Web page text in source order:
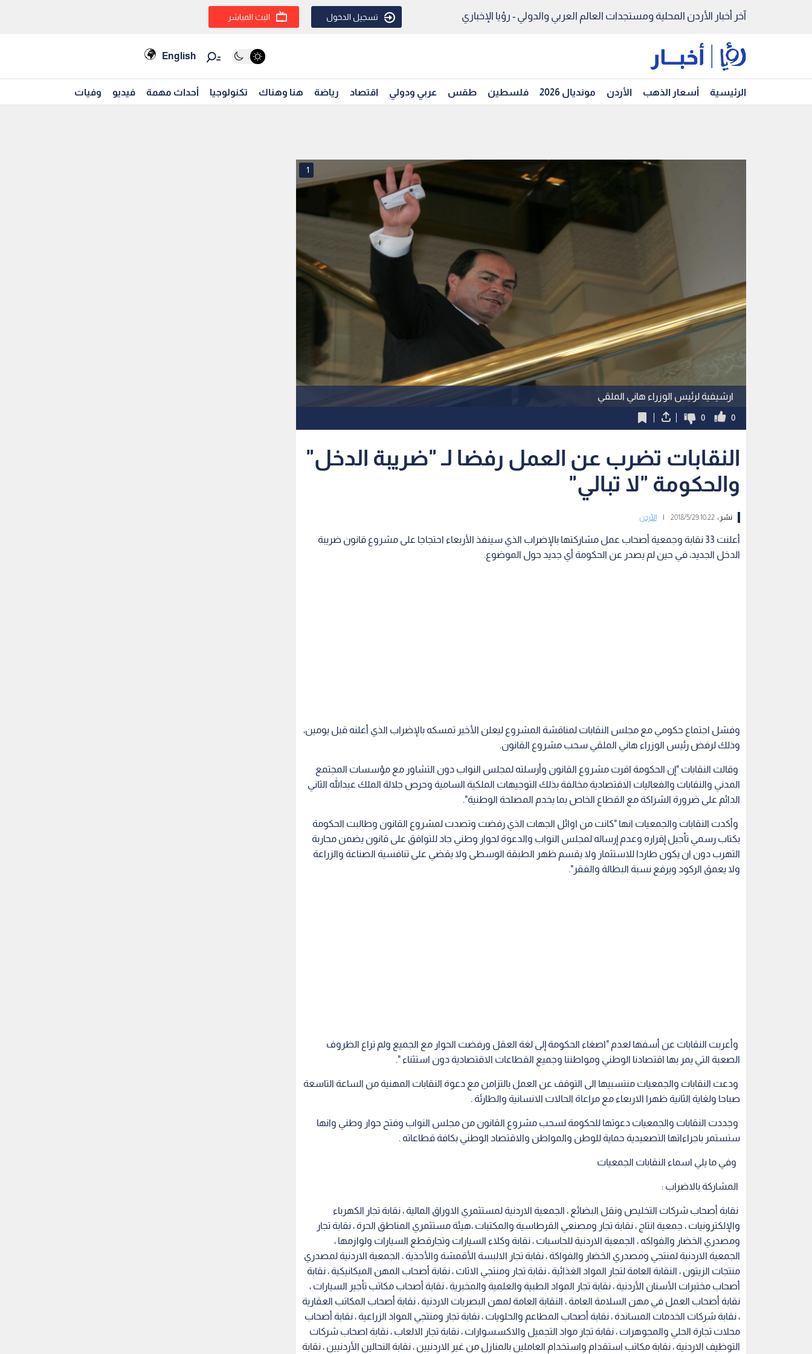
آخر أخبار الأردن المحلية ومستجدات العالم العربي والدولي - رؤيا الإخباري تسجيل الدخول البث المباشر
English
الرئيسية أسعار الذهب الأردن مونديال 2026 فلسطين طقس عربي ودولي اقتصاد رياضة هنا وهناك تكنولوجيا أحداث مهمة فيديو وفيات
ارشيفية لرئيس الوزراء هاني الملقي
1
0
0
النقابات تضرب عن العمل رفضا لـ "ضريبة الدخل"
والحكومة "لا تبالي"
نشر :10:22 2018/5/29 الأردن
أعلنت 33 نقابة وجمعية أصحاب عمل مشاركتها بالإضراب الذي سينفذ الأربعاء احتجاجا على مشروع قانون ضريبة
الدخل الجديد، في حين لم يصدر عن الحكومة أي جديد حول الموضوع.
وفشل اجتماع حكومي مع مجلس النقابات لمناقشة المشروع ليعلن الأخير تمسكه بالإضراب الذي أعلنه قبل يومين،
وذلك لرفض رئيس الوزراء هاني الملقي سحب مشروع القانون.
وقالت النقابات "إن الحكومة اقرت مشروع القانون وأرسلته لمجلس النواب دون التشاور مع مؤسسات المجتمع
المدني والنقابات والفعاليات الاقتصادية مخالفة بذلك التوجيهات الملكية السامية وحرص جلالة الملك عبدالله الثاني
الدائم على ضرورة الشراكة مع القطاع الخاص بما يخدم المصلحة الوطنية".
وأكدت النقابات والجمعيات انها "كانت من اوائل الجهات الذي رفضت وتصدت لمشروع القانون وطالبت الحكومة
بكتاب رسمي تأجيل إقراره وعدم إرساله لمجلس النواب والدعوة لحوار وطني جاد للتوافق على قانون يضمن محاربة
التهرب دون ان يكون طاردا للاستثمار ولا يقسم ظهر الطبقة الوسطى ولا يقضي على تنافسية الصناعة والزراعة
ولا يعمق الركود ويرفع نسبة البطالة والفقر".
وأعربت النقابات عن أسفها لعدم "اصغاء الحكومة إلى لغة العقل ورفضت الحوار مع الجميع ولم تراع الظروف
الصعبة التي يمر بها اقتصادنا الوطني ومواطننا وجميع القطاعات الاقتصادية دون استثناء ".
ودعت النقابات والجمعيات منتسبيها الى التوقف عن العمل بالتزامن مع دعوة النقابات المهنية من الساعة التاسعة
صباحا ولغاية الثانية ظهرا الاربعاء مع مراعاة الحالات الانسانية والطارئة .
وجددت النقابات والجمعيات دعوتها للحكومة لسحب مشروع القانون من مجلس النواب وفتح حوار وطني وانها
ستستمر باجراءاتها التصعيدية حماية للوطن والمواطن والاقتصاد الوطني بكافة قطاعاته .
وفي ما يلي اسماء النقابات الجمعيات
المشاركة بالاضراب :
نقابة أصحاب شركات التخليص ونقل البضائع ، الجمعية الاردنية لمستثمري الاوراق المالية ، نقابة تجار الكهرباء
والإلكترونيات ، جمعية انتاج ، نقابة تجار ومصنعي القرطاسية والمكتبات ،هيئة مستثمري المناطق الحرة ، نقابة تجار
ومصدري الخضار والفواكه ، الجمعية الاردنية للحاسبات ، نقابة وكلاء السيارات وتجارقطع السيارات ولوازمها ،
الجمعية الاردنية لمنتجي ومصدري الخضار والفواكة ، نقابة تجار الالبسة الأقمشة والأحذية ، الجمعية الاردنية لمصدري
منتجات الزيتون ، النقابة العامة لتجار المواد الغذائية ، نقابة تجار ومنتجي الاثاث ، نقابة أصحاب المهن الميكانيكية ، نقابة
أصحاب مختبرات الأسنان الأردنية ، نقابة تجار المواد الطبية والعلمية والمخبرية ، نقابة أصحاب مكاتب تأجير السيارات ،
نقابة أصحاب العمل في مهن السلامة العامة ، النقابة العامة لمهن البصريات الاردنية ، نقابة أصحاب المكاتب العقارية
، نقابة شركات الخدمات المساندة ، نقابة أصحاب المطاعم والحلويات ، نقابة تجار ومنتجي المواد الزراعية ، نقابة أصحاب
محلات تجارة الحلي والمجوهرات ، نقابة تجار مواد التجميل والاكسسوارات ، نقابة تجار الالعاب ، نقابة اصحاب شركات
التوظيف الاردنية ، نقابة مكاتب استقدام واستخدام العاملين بالمنازل من غير الاردنيين ، نقابة النحالين الأردنيين ، نقابة